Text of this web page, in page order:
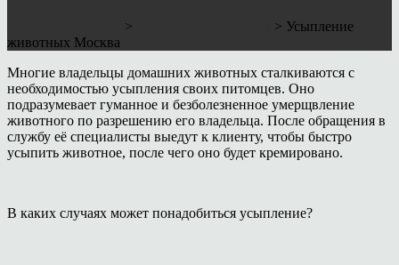
> > Усыпление
животных Москва
Многие владельцы домашних животных сталкиваются с
необходимостью усыпления своих питомцев. Оно
подразумевает гуманное и безболезненное умерщвление
животного по разрешению его владельца. После обращения в
службу её специалисты выедут к клиенту, чтобы быстро
усыпить животное, после чего оно будет кремировано.
В каких случаях может понадобиться усыпление?